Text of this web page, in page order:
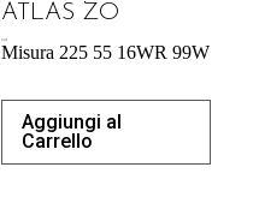
ATLAS ZO
Misura 225 55 16WR 99W
Aggiungi al
Carrello